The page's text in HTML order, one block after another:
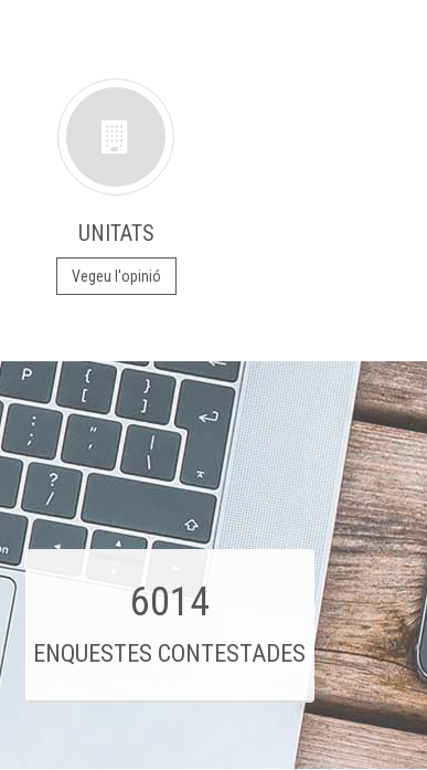
UNITATS
Vegeu l'opinió
6014
ENQUESTES CONTESTADES